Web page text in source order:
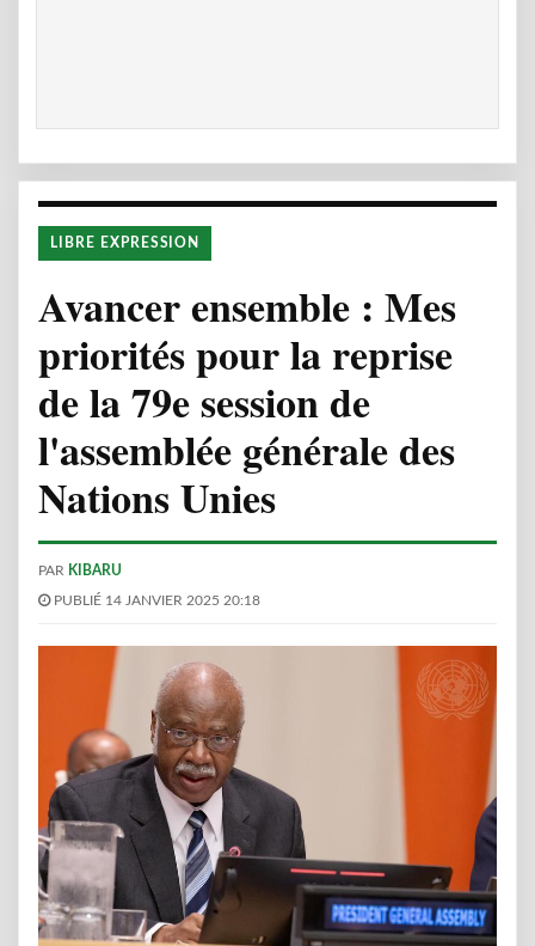
LIBRE EXPRESSION
Avancer ensemble : Mes
priorités pour la reprise
de la 79e session de
l'assemblée générale des
Nations Unies
PAR KIBARU
PUBLIÉ 14 JANVIER 2025 20:18